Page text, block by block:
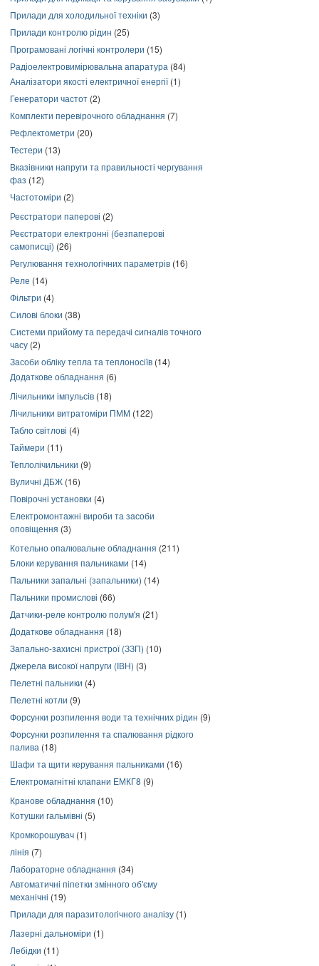
Прилади для холодильної техніки (3)
Прилади контролю рідин (25)
Програмовані логічні контролери (15)
Радіоелектровимірювальна апаратура (84)
Аналізатори якості електричної енергії(1)
Генератори частот (2)
Комплекти перевірочного обладнання (7)
Рефлектометри (20)
Тестери (13)
Вказівники напруги та правильності чергування
фаз (12)
Частотоміри (2)
Реєстратори паперові (2)
Реєстратори електронні (безпаперові
самописці) (26)
Регулювання технологічних параметрів (16)
Реле (14)
Фільтри (4)
Силові блоки (38)
Системи прийому та передачі сигналів точного
часу (2)
Засоби обліку тепла та теплоносіїв (14)
Додаткове обладнання (6)
Лічильники імпульсів (18)
Лічильники витратоміри ПММ (122)
Табло світлові (4)
Таймери (11)
Теплолічильники (9)
Вуличні ДБЖ (16)
Повірочні установки (4)
Електромонтажні вироби та засоби
оповіщення (3)
Котельно опалювальне обладнання (211)
Блоки керування пальниками (14)
Пальники запальні (запальники) (14)
Пальники промислові (66)
Датчики-реле контролю полум'я (21)
Додаткове обладнання (18)
Запально-захисні пристрої (ЗЗП) (10)
Джерела високої напруги (ІВН) (3)
Пелетні пальники (4)
Пелетні котли (9)
Форсунки розпилення води та технічних рідин (9)
Форсунки розпилення та спалювання рідкого
палива (18)
Шафи та щити керування пальниками (16)
Електромагнітні клапани ЕМКГ8 (9)
Кранове обладнання (10)
Котушки гальмівні (5)
Кромкорошувач (1)
лінія (7)
Лабораторне обладнання (34)
Автоматичні піпетки змінного об'єму
механічні (19)
Прилади для паразитологічного аналізу (1)
Лазерні дальноміри (1)
Лебідки (11)